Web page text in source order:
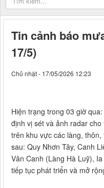
Tin cảnh báo
17/5)
Chủ nhật - 17/05/2026 12:23
Hiện trạng trong 03 giờ
định vị sét và ảnh radar
trên khu vực các làng,
sau: Quy Nhơn Tây, Canh
Vân Canh (Làng Hà Luỹ),
tiếp tục phát triển và mở